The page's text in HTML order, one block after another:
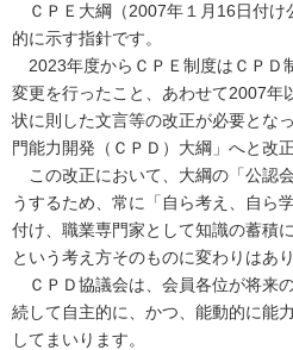
ＣＰＥ大綱（2007年１月16日付け
的に示す指針です。
2023年度からＣＰＥ制度はＣＰＤ
変更を行ったこと、あわせて2007年
状に則した文言等の改正が必要とな
門能力開発（ＣＰＤ）大綱」へと改
この改正において、大綱の「公認
うするため、常に「自ら考え、自ら
付け、職業専門家として知識の蓄積
という考え方そのものに変わりはあり
ＣＰＤ協議会は、会員各位が将来
続して自主的に、かつ、能動的に能
してまいります。